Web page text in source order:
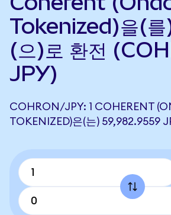
Tokenized)을(를
(으)로 환전
JPY)
COHRON/JPY: 1 COHERENT
TOKENIZED)은(는) 59,982.9559